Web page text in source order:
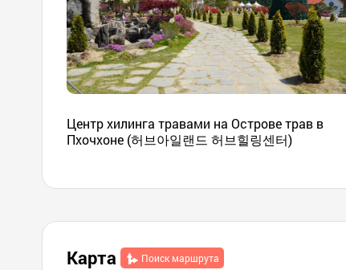
Центр хилинга травами на Острове трав в
Пхочхоне (허브아일랜드 허브힐링센터)
Карта Поиск маршрута